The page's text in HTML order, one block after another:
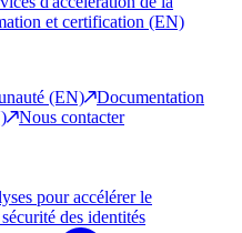
et certification (EN)
(EN)
Documentation
Nous contacter
pour accélérer le
des identités